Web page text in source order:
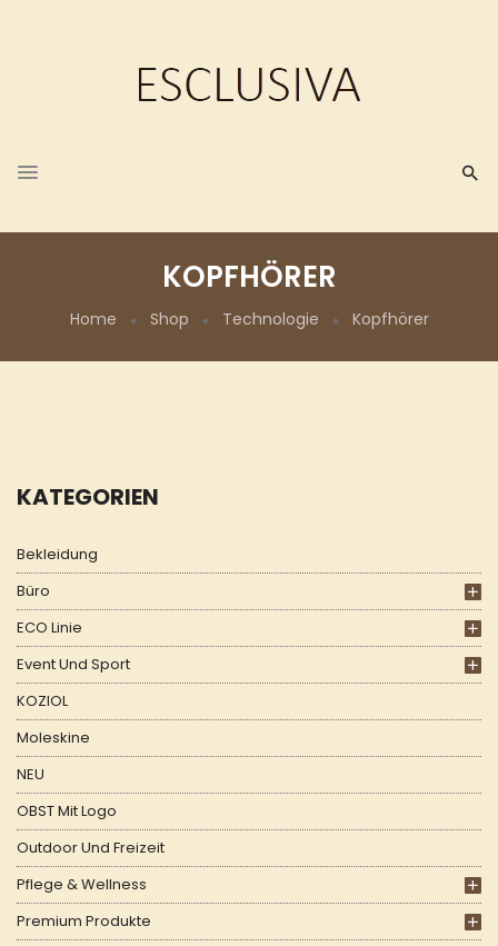
KOPFHÖRER
Home Shop Technologie Kopfhörer
KATEGORIEN
Bekleidung
Büro
ECO Linie
Event Und Sport
KOZIOL
Moleskine
NEU
OBST Mit Logo
Outdoor Und Freizeit
Pflege & Wellness
Premium Produkte